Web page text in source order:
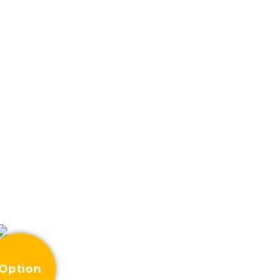
Option